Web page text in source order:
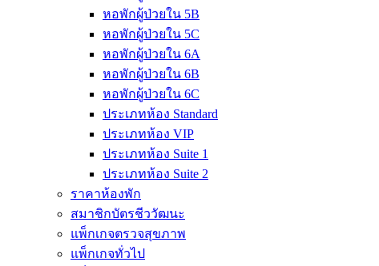
หอพักผู้ป่วยใน 5B
หอพักผู้ป่วยใน 5C
หอพักผู้ป่วยใน 6A
หอพักผู้ป่วยใน 6B
หอพักผู้ป่วยใน 6C
ประเภทห้อง Standard
ประเภทห้อง VIP
ประเภทห้อง Suite 1
ประเภทห้อง Suite 2
ราคาห้องพัก
สมาชิกบัตรชีววัฒนะ
แพ็กเกจตรวจสุขภาพ
แพ็กเกจทั่วไป